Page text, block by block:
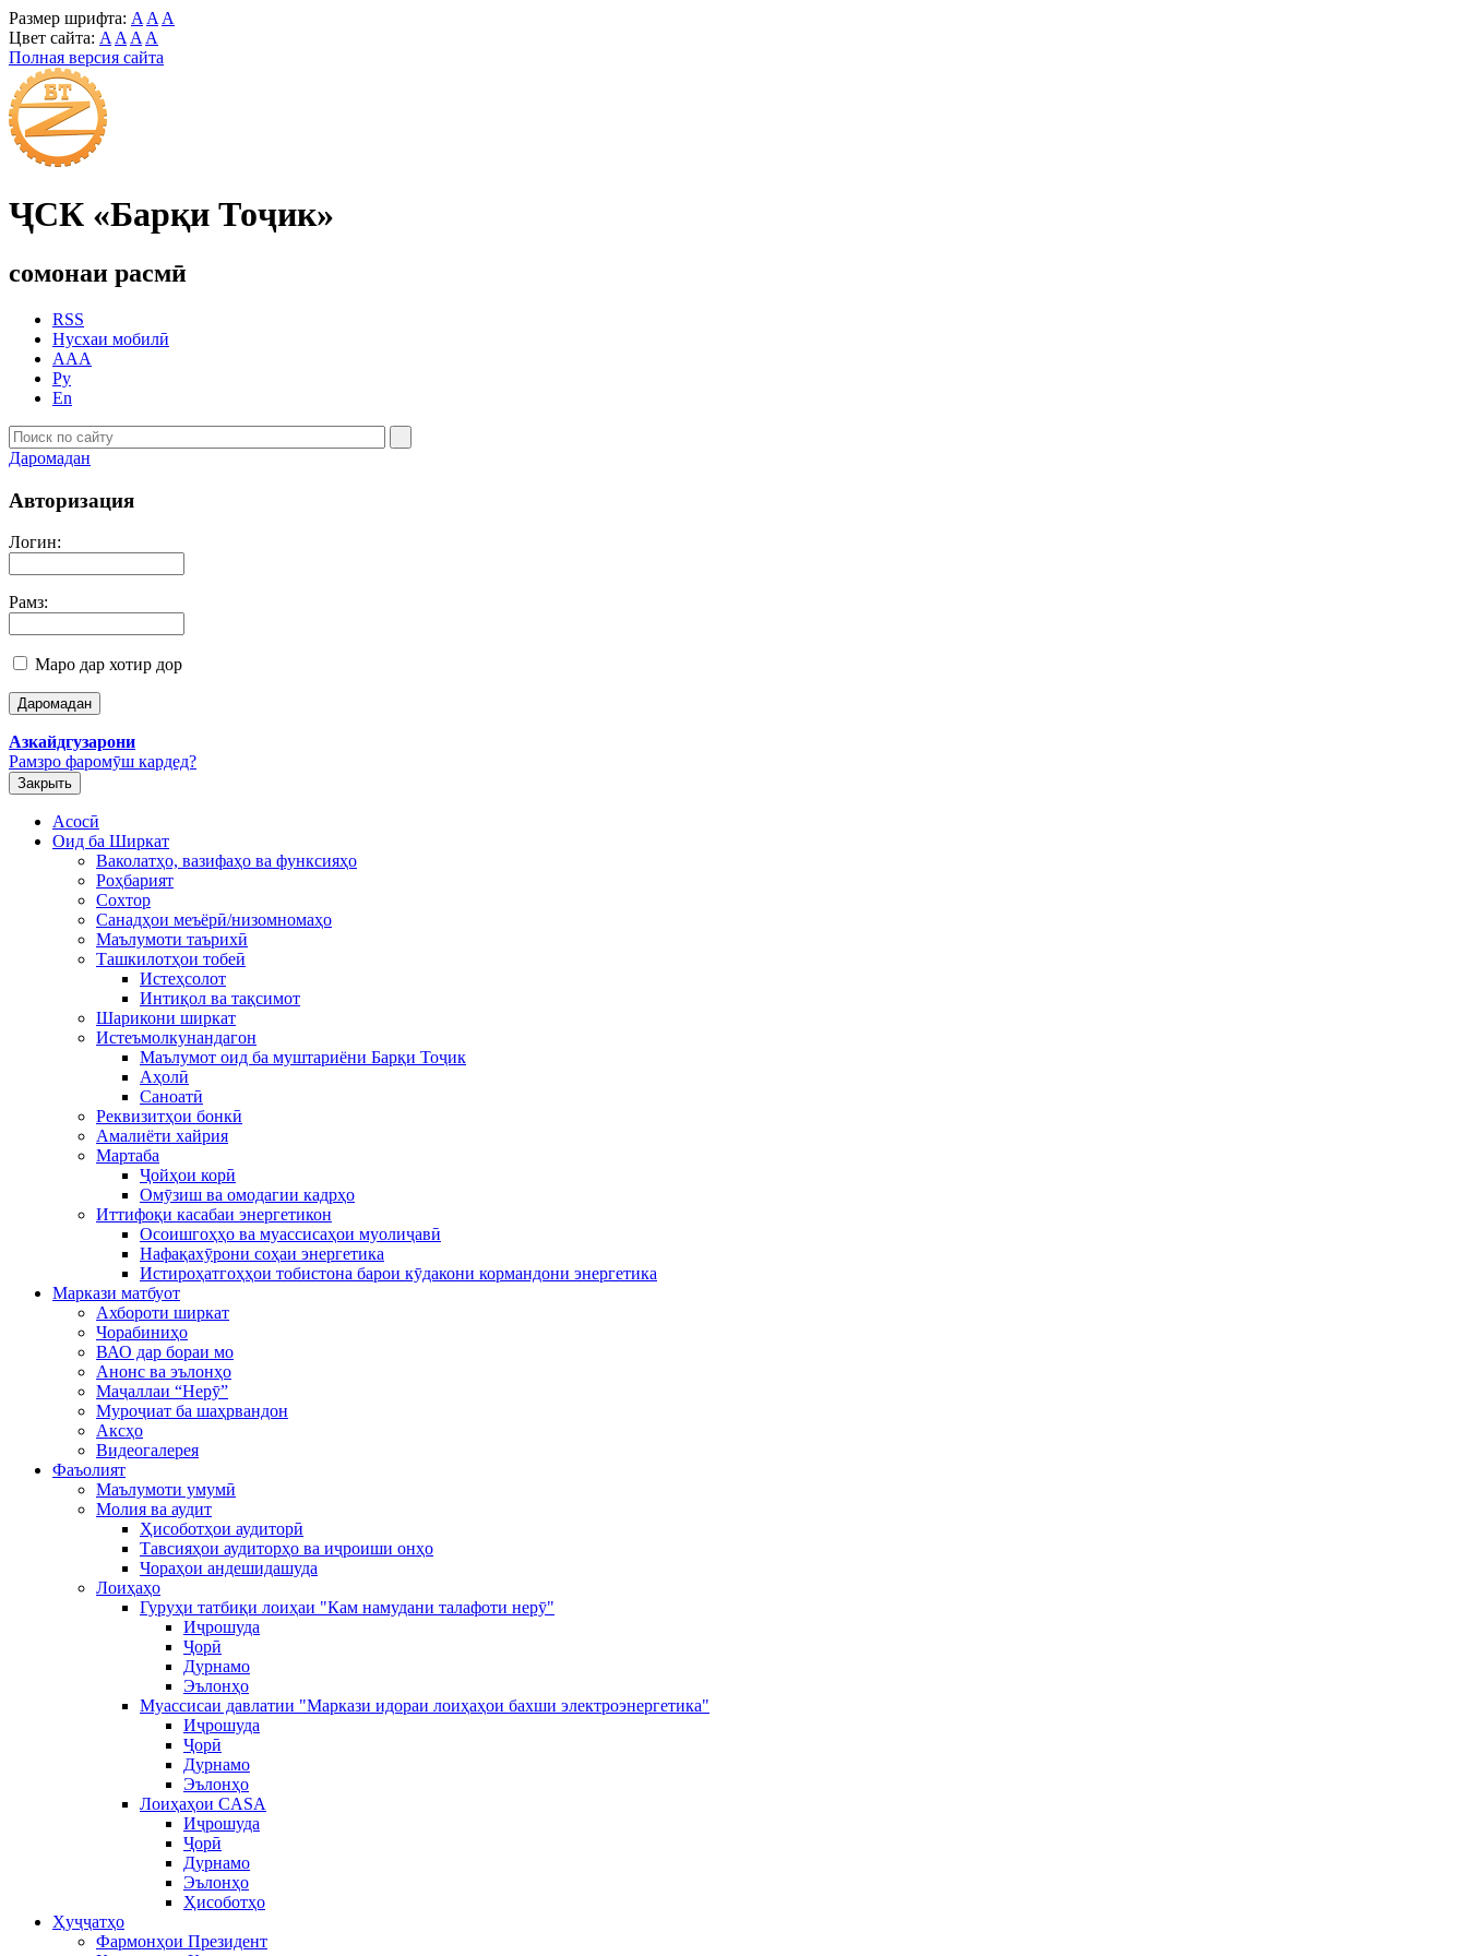
Размер шрифта: A A A
Цвет сайта: A A A A
Полная версия сайта
ҶСК «Барқи Тоҷик»
сомонаи расмӣ
RSS
Нусхаи мобилӣ
AAA
Ру
En
Даромадан
Авторизация
Логин:
Рамз:
Маро дар хотир дор
Азкайдгузарони
Рамзро фаромӯш кардед?
Закрыть
Асосӣ
Оид ба Ширкат
Ваколатҳо, вазифаҳо ва функсияҳо
Роҳбарият
Сохтор
Санадҳои меъёрӣ/низомномаҳо
Маълумоти таърихӣ
Ташкилотҳои тобеӣ
Истеҳсолот
Интиқол ва тақсимот
Шарикони ширкат
Истеъмолкунандагон
Маълумот оид ба муштариёни Барқи Тоҷик
Аҳолӣ
Саноатӣ
Реквизитҳои бонкӣ
Амалиёти хайрия
Мартаба
Ҷойҳои корӣ
Омӯзиш ва омодагии кадрҳо
Иттифоқи касабаи энергетикон
Осоишгоҳҳо ва муассисаҳои муолиҷавӣ
Нафақахӯрони соҳаи энергетика
Истироҳатгоҳҳои тобистона барои кӯдакони кормандони энергетика
Маркази матбуот
Ахбороти ширкат
Чорабиниҳо
ВАО дар бораи мо
Анонс ва эълонҳо
Маҷаллаи “Нерӯ”
Муроҷиат ба шаҳрвандон
Аксҳо
Видеогалерея
Фаъолият
Маълумоти умумӣ
Молия ва аудит
Ҳисоботҳои аудиторӣ
Тавсияҳои аудиторҳо ва иҷроиши онҳо
Чораҳои андешидашуда
Лоиҳаҳо
Гуруҳи татбиқи лоиҳаи "Кам намудани талафоти нерӯ"
Иҷрошуда
Ҷорӣ
Дурнамо
Эълонҳо
Муассисаи давлатии "Маркази идораи лоиҳаҳои бахши электроэнергетика"
Иҷрошуда
Ҷорӣ
Дурнамо
Эълонҳо
Лоиҳаҳои CASA
Иҷрошуда
Ҷорӣ
Дурнамо
Эълонҳо
Ҳисоботҳо
Ҳуҷҷатҳо
Фармонҳои Президент